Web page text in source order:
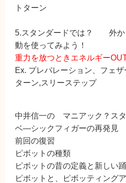
トターン
5.スタンダードでは？ 外か
動を使ってみよう！
重力を放つときエネルギー
Ex. プレパレーション、フェ
ターン,スリーステップ
中井信一の マニアック？ス
ベ―シックフィガーの再発見
前回の復習
ピボットの種類
ピボットの昔の定義と新しい
ピボットと、ピボッティング